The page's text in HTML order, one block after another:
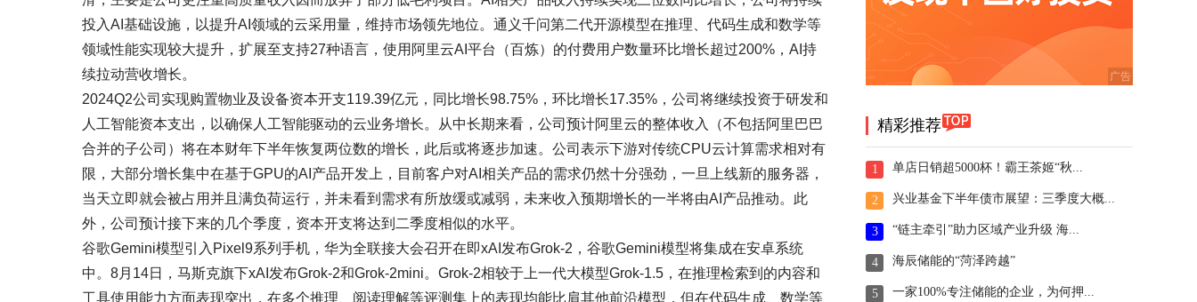
投入AI基础设施，以提升AI领域的云采用量，维持市场领先地位。通义千问第二代开源模型在推理、代码生成和数学等
领域性能实现较大提升，扩展至支持27种语言，使用阿里云AI平台（百炼）的付费用户数量环比增长超过200%，AI持
续拉动营收增长。
2024Q2公司实现购置物业及设备资本开支119.39亿元，同比增长98.75%，环比增长17.35%，公司将继续投资于研发和
人工智能资本支出，以确保人工智能驱动的云业务增长。从中长期来看，公司预计阿里云的整体收入（不包括阿里巴巴
合并的子公司）将在本财年下半年恢复两位数的增长，此后或将逐步加速。公司表示下游对传统CPU云计算需求相对有
限，大部分增长集中在基于GPU的AI产品开发上，目前客户对AI相关产品的需求仍然十分强劲，一旦上线新的服务器，
当天立即就会被占用并且满负荷运行，并未看到需求有所放缓或减弱，未来收入预期增长的一半将由AI产品推动。此
外，公司预计接下来的几个季度，资本开支将达到二季度相似的水平。
谷歌Gemini模型引入Pixel9系列手机，华为全联接大会召开在即xAI发布Grok-2，谷歌Gemini模型将集成在安卓系统
中。8月14日，马斯克旗下xAI发布Grok-2和Grok-2mini。Grok-2相较于上一代大模型Grok-1.5，在推理检索到的内容和
工具使用能力方面表现突出，在多个推理、阅读理解等评测集上的表现均能比肩其他前沿模型，但在代码生成、数学等
精彩推荐
1 单店日销超5000杯！霸王茶姬“秋...
2 兴业基金下半年债市展望：三季度大概...
3 “链主牵引”助力区域产业升级 海...
4 海辰储能的“菏泽跨越”
5 一家100%专注储能的企业，为何押...